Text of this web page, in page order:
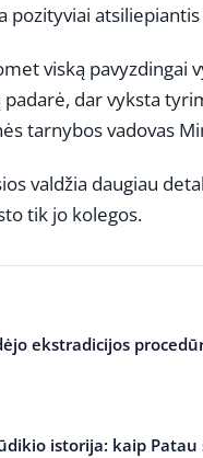
pozityviai
viską
dar vyksta
tarnybos vadovas
valdžia daugiau
tik jo kolegos.
ekstradicijos
istorija: kaip